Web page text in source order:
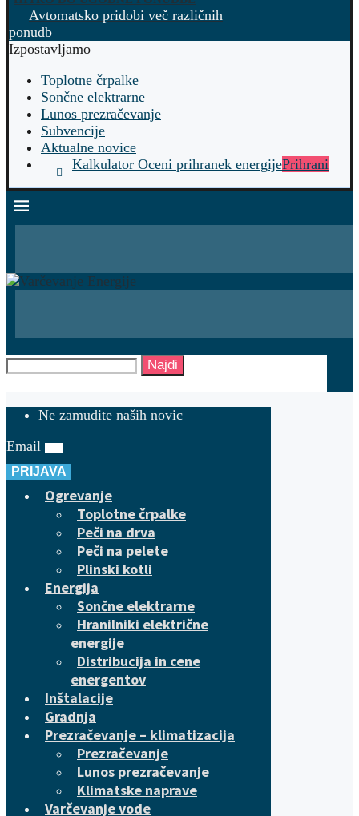
Avtomatsko pridobi več različnih
ponudb
Izpostavljamo
Toplotne črpalke
Sončne elektrarne
Lunos prezračevanje
Subvencije
Aktualne novice
Kalkulator Oceni prihranek energijePrihrani
Najdi
Ne zamudite naših novic
Email
PRIJAVA
Ogrevanje
Toplotne črpalke
Peči na drva
Peči na pelete
Plinski kotli
Energija
Sončne elektrarne
Hranilniki električne
energije
Distribucija in cene
energentov
Inštalacije
Gradnja
Prezračevanje – klimatizacija
Prezračevanje
Lunos prezračevanje
Klimatske naprave
Varčevanje vode